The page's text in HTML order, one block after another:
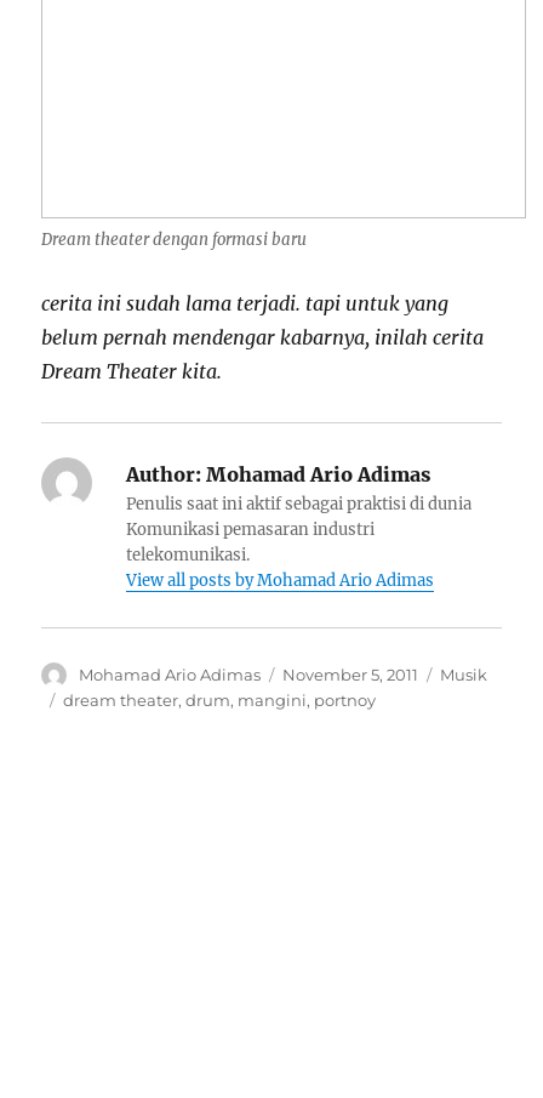
Dream theater dengan formasi baru
cerita ini sudah lama terjadi. tapi untuk yang
belum pernah mendengar kabarnya, inilah cerita
Dream Theater kita.
Author: Mohamad Ario Adimas
Penulis saat ini aktif sebagai praktisi di dunia
Komunikasi pemasaran industri
telekomunikasi.
View all posts by Mohamad Ario Adimas
Author
Mohamad Ario Adimas
Posted
on
November 5, 2011 Categories
Musik
Tags
dream theater,drum, mangini, portnoy